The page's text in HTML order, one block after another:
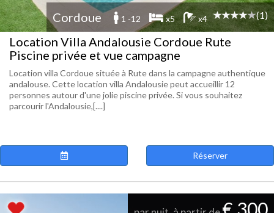
Cordoue 1 -12 x5 x4 (1)
Location Villa Andalousie Cordoue Rute
Piscine privée et vue campagne
Location villa Cordoue située à Rute dans la campagne authentique
andalouse. Cette location villa Andalousie peut accueillir 12
personnes autour d'une jolie piscine privée. Si vous souhaitez
parcourir l'Andalousie,[....]
Réserver